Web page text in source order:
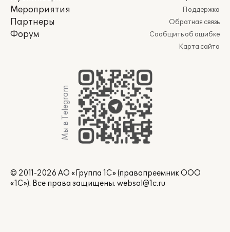
Мероприятия
Партнеры
Форум
Поддержка
Обратная связь
Сообщить об ошибке
Карта сайта
Мы в Telegram
© 2011-2026 АО «Группа 1С» (правопреемник ООО
«1С»). Все права защищены. websol@1c.ru